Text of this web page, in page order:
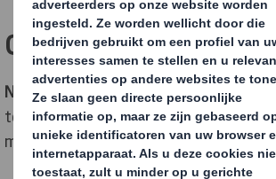
Contactgegevens
Neem contact op:
tel.
+31 (0)13 537 1111
mail >contact